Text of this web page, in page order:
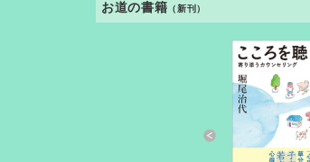
お道の書籍 （新刊）